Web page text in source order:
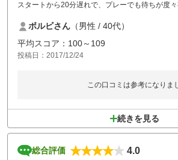
スタートから20分遅れで、プレーでも待ちが度々
ターでした。
プレイファーストの推進をお願いします。
ボルビさん （男性 / 40代）
平均スコア：100～109
投稿日：2017/12/24
この口コミは参考になりま
続きを見る
総合評価
4.0